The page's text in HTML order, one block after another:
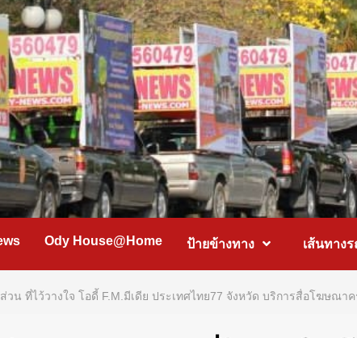
Ody House@Home ป้ายข้างทาง เส้นทาง
น ที่ไว้วางใจ โอดี้ F.M.มีเดีย ประเทศไทย77 จังหวัด บริการสื่อโฆษณา